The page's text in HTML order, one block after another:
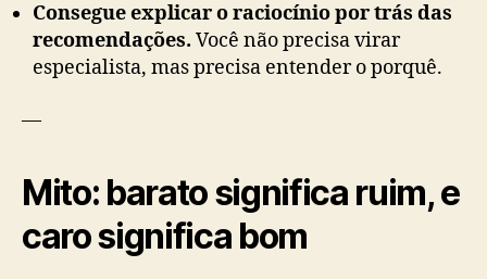
Consegue explicar o raciocínio por trás das
recomendações. Você não precisa virar
especialista, mas precisa entender o porquê.
—
Mito: barato significa ruim, e
caro significa bom